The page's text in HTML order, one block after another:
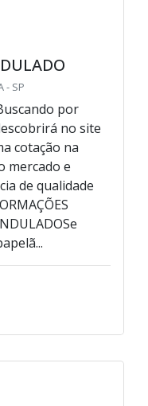
- SP
por
no site
cotação na
mercado e
de qualidade